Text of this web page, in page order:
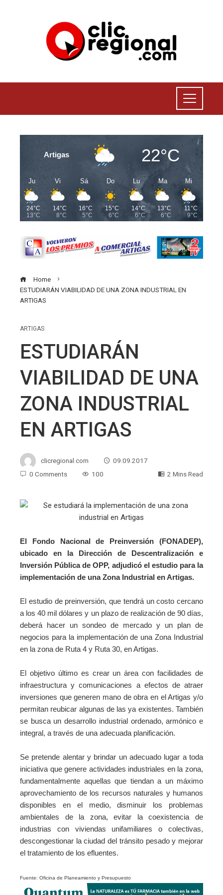
Artigas 22°C
Ju
24°C
13°C
Vi
14°C
8°C
Sá
16°C
5°C
Do
15°C
6°C
Lu
14°C
6°C
Ma
13°C
6°C
Mi
11°C
9°C
Home
ESTUDIARÁN VIABILIDAD DE UNA ZONA INDUSTRIAL EN
ARTIGAS
ARTIGAS
ESTUDIARÁN
VIABILIDAD DE UNA
ZONA INDUSTRIAL
EN ARTIGAS
clicregional.com
09.09.2017
0 Comments
100 2 Mins Read
El Fondo Nacional de Preinversión (FONADEP),
ubicado en la Dirección de Descentralización e
Inversión Pública de OPP, adjudicó el estudio para la
implementación de una Zona Industrial en Artigas.
El estudio de preinversión, que tendrá un costo cercano
a los 40 mil dólares y un plazo de realización de 90 días,
deberá hacer un sondeo de mercado y un plan de
negocios para la implementación de una Zona Industrial
en la zona de Ruta 4 y Ruta 30, en Artigas.
El objetivo último es crear un área con facilidades de
infraestructura y comunicaciones a efectos de atraer
inversiones que generen mano de obra en el Artigas y/o
permitan reubicar algunas de las ya existentes. También
se busca un desarrollo industrial ordenado, armónico e
integral, a través de una adecuada planificación.
Se pretende alentar y brindar un adecuado lugar a toda
iniciativa que genere actividades industriales en la zona,
fundamentalmente aquellas que tiendan a un máximo
aprovechamiento de los recursos naturales y humanos
disponibles en el medio, disminuir los problemas
ambientales de la zona, evitar la coexistencia de
industrias con viviendas unifamiliares o colectivas,
descongestionar la ciudad del tránsito pesado y mejorar
el tratamiento de los efluentes.
Fuente: Oficina de Planeamiento y Presupuesto